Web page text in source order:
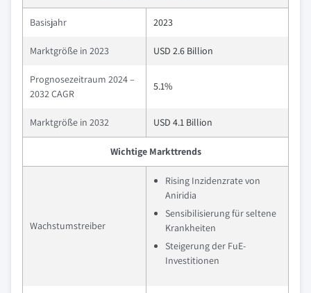
Basisjahr 2023
Marktgröße in 2023 USD 2.6 Billion
Prognosezeitraum 2024 –
2032 CAGR
5.1%
Marktgröße in 2032 USD 4.1 Billion
Wichtige Markttrends
Wachstumstreiber
Rising Inzidenzrate von
Aniridia
Sensibilisierung für seltene
Krankheiten
Steigerung der FuE-
Investitionen